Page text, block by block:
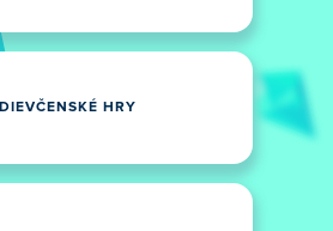
DIEVČENSKÉ HRY